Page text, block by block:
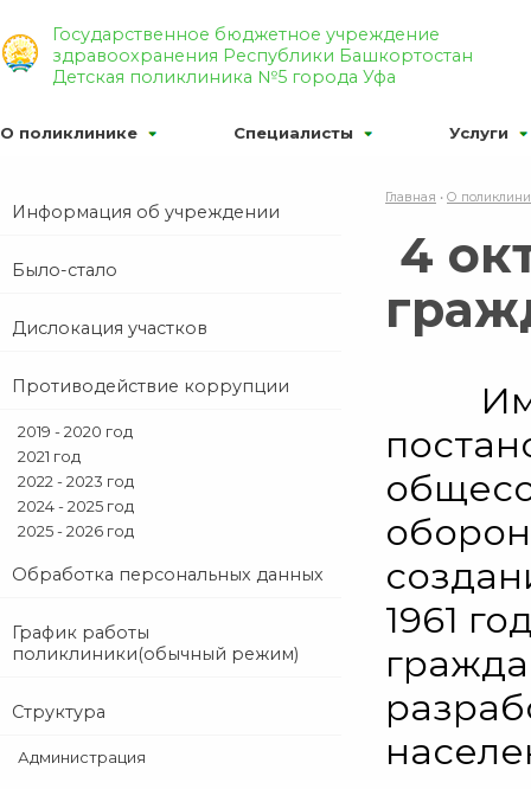
Р’РµСЂСЃРёСЏ РґР»СЏ
Р¦РІРµС‚РѕРІР°СЏ СЃС…РµРјР°:Р¦ Р¦ Р¦
Государственное бюджетное учреждение
здравоохранения Республики Башкортостан
Детская поликлиника №5 города Уфа
О поликлинике Специалисты Услуги
Информация об учреждении
Было-стало
Дислокация участков
Противодействие коррупции
2019 - 2020 год
2021 год
2022 - 2023 год
2024 - 2025 год
2025 - 2026 год
Обработка персональных данных
График работы
поликлиники(обычный режим)
Структура
Администрация
Главная • О
4
1961